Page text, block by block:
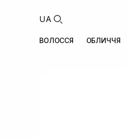
UA
ВОЛОССЯ ОБЛИЧЧЯ